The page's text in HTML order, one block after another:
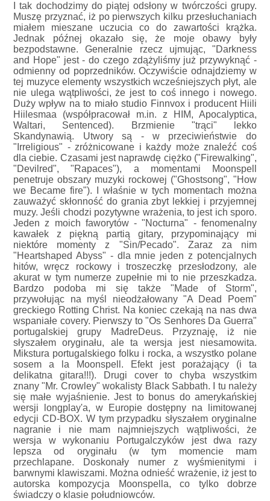
I tak dochodzimy do piątej odsłony w twórczości grupy.
Muszę przyznać, iż po pierwszych kilku przesłuchaniach
miałem mieszane uczucia co do zawartości krążka.
Jednak późnej okazało się, że moje obawy były
bezpodstawne. Generalnie rzecz ujmując, "Darkness
and Hope" jest - do czego zdążyliśmy już przywyknąć -
odmienny od poprzedników. Oczywiście odnajdziemy w
tej muzyce elementy wszystkich wcześniejszych płyt, ale
nie ulega wątpliwości, że jest to coś innego i nowego.
Duży wpływ na to miało studio Finnvox i producent Hiili
Hiilesmaa (współpracował m.in. z HIM, Apocalyptica,
Waltari, Sentenced). Brzmienie "trąci" lekko
Skandynawią. Utwory są - w przeciwieństwie do
"Irreligious" - zróżnicowane i każdy może znaleźć coś
dla ciebie. Czasami jest naprawdę ciężko ("Firewalking",
"Devilred", "Rapaces"), a momentami Moonspell
penetruje obszary muzyki rockowej ("Ghostsong", "How
we Became fire"). I właśnie w tych momentach można
zauważyć skłonność do grania zbyt lekkiej i przyjemnej
muzy. Jeśli chodzi pozytywne wrażenia, to jest ich sporo.
Jeden z moich faworytów - "Nocturna" - fenomenalny
kawałek z piękną partią gitary, przypominający mi
niektóre momenty z "Sin/Pecado". Zaraz za nim
"Heartshaped Abyss" - dla mnie jeden z potencjalnych
hitów, wręcz rockowy i troszeczkę przesłodzony, ale
akurat w tym numerze zupełnie mi to nie przeszkadza.
Bardzo podoba mi się także "Made of Storm",
przywołując na myśl nieodżałowany "A Dead Poem"
greckiego Rotting Christ. Na koniec czekają na nas dwa
wspaniałe covery. Pierwszy to "Os Senhores Da Guerra"
portugalskiej grupy MadreDeus. Przyznaję, iż nie
słyszałem oryginału, ale ta wersja jest niesamowita.
Mikstura portugalskiego folku i rocka, a wszystko polane
sosem a la Moonspell. Efekt jest porażający (i ta
delikatna gitara!!!). Drugi cover to chyba wszystkim
znany "Mr. Crowley" wokalisty Black Sabbath. I tu należy
się małe wyjaśnienie. Jest to bonus do amerykańskiej
wersji longplay'a, w Europie dostępny na limitowanej
edycji CD-BOX. W tym przypadku słyszałem oryginalne
nagranie i nie mam najmniejszych wątpliwości, że
wersja w wykonaniu Portugalczyków jest dwa razy
lepsza od oryginału (w tym momencie mam
przechlapane. Doskonały numer z wyśmienitymi i
barwnymi klawiszami. Można odnieść wrażenie, iż jest to
autorska kompozycja Moonspella, co tylko dobrze
świadczy o klasie południowców.